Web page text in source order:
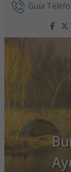
Ir al contenido
Guía